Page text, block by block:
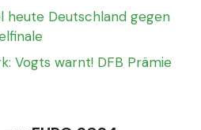
heute Deutschland gegen
Vogts warnt! DFB Prämie